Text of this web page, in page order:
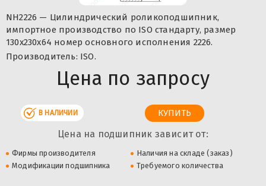
NH2226 — Цилиндрический роликоподшипник,
импортное производство по ISO стандарту, размер
130x230x64 номер основного исполнения 2226.
Производитель: ISO.
Цена по запросу
В НАЛИЧИИ
Цена на подшипник зависит от:
Фирмы производителя
Наличия на складе (заказ)
Модификации подшипника
Требуемого количества